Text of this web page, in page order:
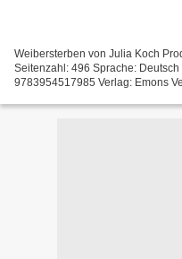
Weibersterben von Julia Koch
Seitenzahl: 496 Sprache: Deutsch
9783954517985 Verlag: Emons